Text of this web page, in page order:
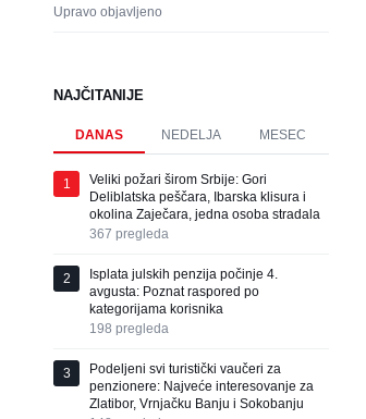
Upravo objavljeno
NAJČITANIJE
DANAS NEDELJA MESEC
1
Veliki požari širom Srbije: Gori
Deliblatska peščara, Ibarska klisura i
okolina Zaječara, jedna osoba stradala
367 pregleda
2
Isplata julskih penzija počinje 4.
avgusta: Poznat raspored po
kategorijama korisnika
198 pregleda
3
Podeljeni svi turistički vaučeri za
penzionere: Najveće interesovanje za
Zlatibor, Vrnjačku Banju i Sokobanju